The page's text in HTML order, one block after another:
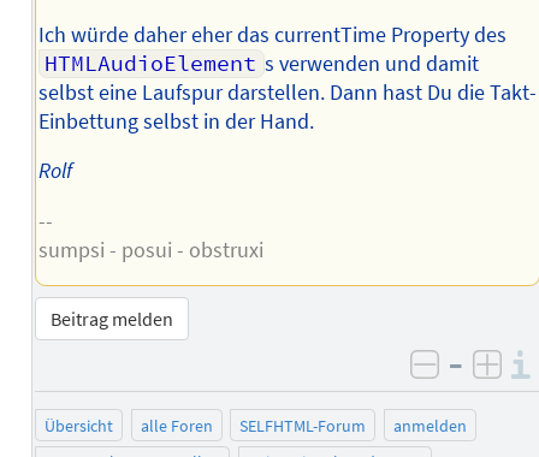
Ich würde daher eher das currentTime Property des
HTMLAudioElement s verwenden und damit
selbst eine Laufspur darstellen. Dann hast Du die Takt-
Einbettung selbst in der Hand.
Rolf
--
sumpsi - posui - obstruxi
Beitrag melden
negativ
–
Übersicht alle Foren SELFHTML-Forum
anmelden